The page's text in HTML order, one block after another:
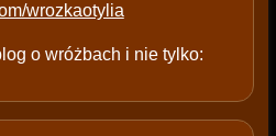
wrozkaotylia
o wróżbach i nie tylko: